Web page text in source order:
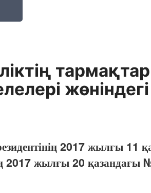
2017 жылғы
2017 жылғы 20